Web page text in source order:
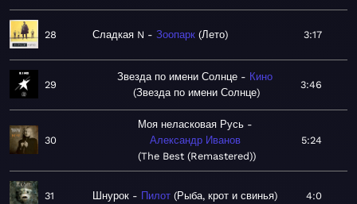
28 Сладкая N Зоопарк Лето 3:17
29
Звезда по имени Солнце
Кино
Звезда по имени Солнце
3:46
30
Моя неласковая Русь
Александр Иванов
The Best (Remastered)
5:24
31 Шнурок Пилот Рыба, крот и свинья 4:0